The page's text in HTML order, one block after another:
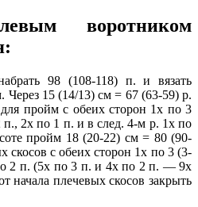
воротником
98 (108-118) п. и вязать
15 (14/13) см = 67 (63-59) р.
пройм с обеих сторон 1х по 3
2х по 1 п. и в след. 4-м р. 1х по
пройм 18 (20-22) см = 80 (90-
скосов с обеих сторон 1х по 3 (3-
2 п. (5х по 3 п. и 4х по 2 п. — 9х
начала плечевых скосов закрыть